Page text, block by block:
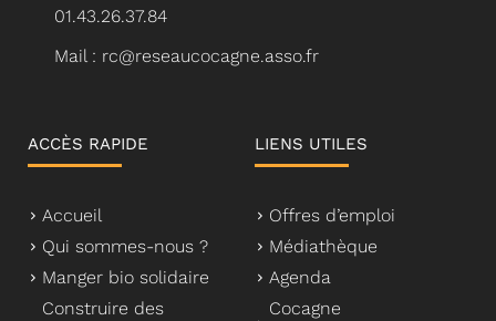
01.43.26.37.84
Mail : rc@reseaucocagne.asso.fr
ACCÈS RAPIDE
Accueil
Qui sommes-nous ?
Manger bio solidaire
Construire des
LIENS UTILES
Offres d’emploi
Médiathèque
Agenda
Cocagne